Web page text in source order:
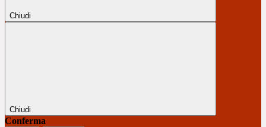
Chiudi
Chiudi
Conferma